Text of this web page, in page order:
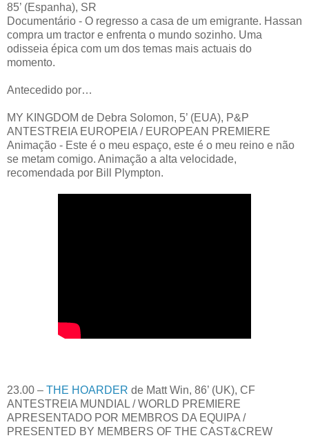
85’ (Espanha), SR
Documentário - O regresso a casa de um emigrante. Hassan
compra um tractor e enfrenta o mundo sozinho. Uma
odisseia épica com um dos temas mais actuais do
momento.
Antecedido por…
MY KINGDOM de Debra Solomon, 5’ (EUA), P&P
ANTESTREIA EUROPEIA / EUROPEAN PREMIERE
Animação - Este é o meu espaço, este é o meu reino e não
se metam comigo. Animação a alta velocidade,
recomendada por Bill Plympton.
23.00 – THE HOARDER de Matt Win, 86’ (UK), CF
ANTESTREIA MUNDIAL / WORLD PREMIERE
APRESENTADO POR MEMBROS DA EQUIPA /
PRESENTED BY MEMBERS OF THE CAST&CREW